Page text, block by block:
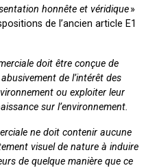
honnête et véridique»
de l’ancien article E1
doit être conçue de
de l’intérêt des
ou exploiter leur
sur l’environnement.
ne doit contenir aucune
visuel de nature à induire
de quelque manière que ce